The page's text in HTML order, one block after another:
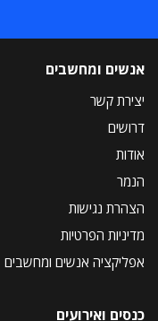
אנשים ומחשבים
יצירת קשר
דרושים
אודות
הנמר
הצהרת נגישות
מדיניות הפרטיות
אפליקציה אנשים ומחשבים
כנסים ואירועים